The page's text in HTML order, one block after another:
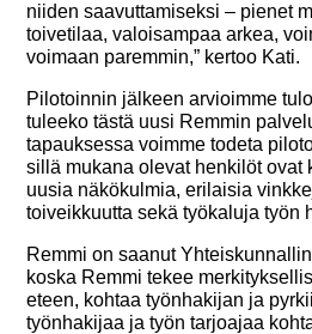
niiden saavuttamiseksi – pienet
toivetilaa, valoisampaa arkea,
voimaan paremmin,” kertoo Kati.
Pilotoinnin jälkeen arvioimme
tuleeko tästä uusi Remmin
tapauksessa voimme todeta
sillä mukana olevat henkilöt ovat
uusia näkökulmia, erilaisia
toiveikkuutta sekä työkaluja työn
Remmi on saanut
koska Remmi tekee
eteen, kohtaa työnhakijan ja
työnhakijaa ja työn tarjoajaa